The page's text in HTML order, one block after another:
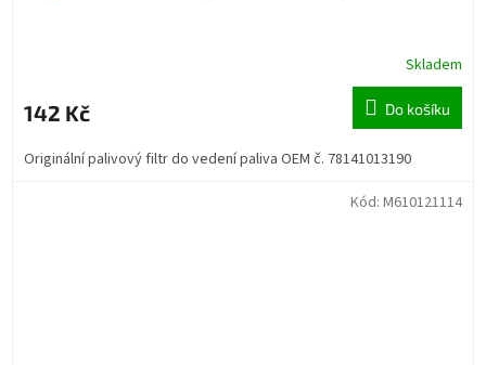
Skladem
142 Kč Do košíku
Originální palivový filtr do vedení paliva OEM č. 78141013190
Kód: M610121114